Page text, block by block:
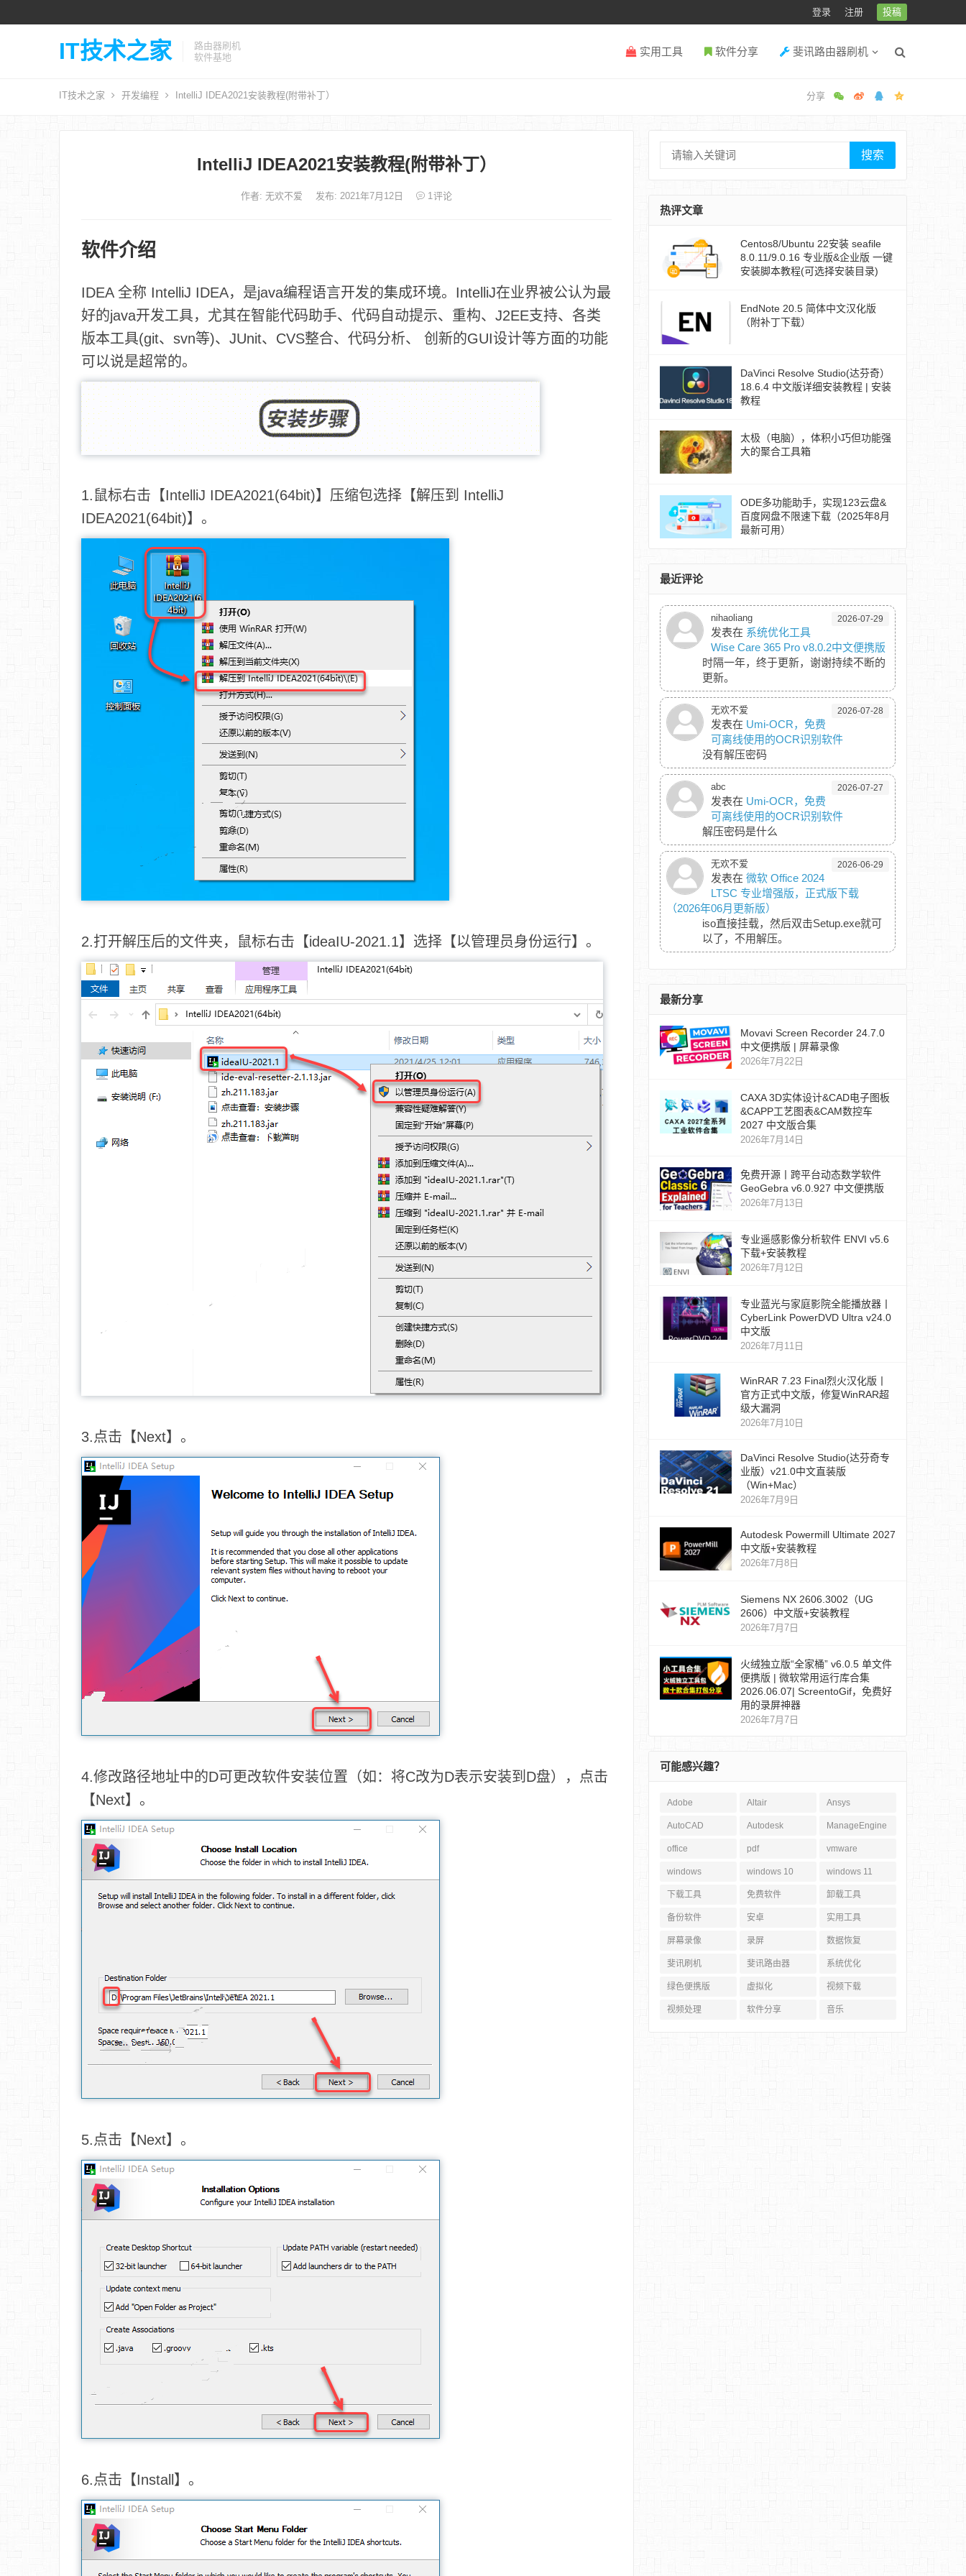
登录 注册 投稿
IT技术之家
路由器刷机
软件基地
实用工具 软件分享 斐讯路由器刷机
IT技术之家 开发编程 IntelliJ IDEA2021安装教程(附带补丁）
IntelliJ IDEA2021安装教程(附带补丁）
作者: 无欢不爱 发布: 2021年7月12日 1评论
软件介绍
IDEA 全称 IntelliJ IDEA，是java编程语言开发的集成环境。IntelliJ在业界被公认为最
好的java开发工具，尤其在智能代码助手、代码自动提示、重构、J2EE支持、各类
版本工具(git、svn等)、JUnit、CVS整合、代码分析、 创新的GUI设计等方面的功能
可以说是超常的。
1.鼠标右击【IntelliJ IDEA2021(64bit)】压缩包选择【解压到 IntelliJ
IDEA2021(64bit)】。
2.打开解压后的文件夹，鼠标右击【ideaIU-2021.1】选择【以管理员身份运行】。
3.点击【Next】。
4.修改路径地址中的D可更改软件安装位置（如：将C改为D表示安装到D盘），点击
【Next】。
5.点击【Next】。
6.点击【Install】。
搜索
热评文章
Centos8/Ubuntu 22安装 seafile
8.0.11/9.0.16 专业版&企业版 一键
安装脚本教程(可选择安装目录)
EndNote 20.5 简体中文汉化版
（附补丁下载）
DaVinci Resolve Studio(达芬奇）
18.6.4 中文版详细安装教程 | 安装
教程
太极（电脑），体积小巧但功能强
大的聚合工具箱
ODE多功能助手，实现123云盘&
百度网盘不限速下载（2025年8月
最新可用）
最近评论
nihaoliang 2026-07-29
发表在 系统优化工具
Wise Care 365 Pro v8.0.2中文便携版
时隔一年，终于更新，谢谢持续不断的
更新。
无欢不爱 2026-07-28
发表在 Umi-OCR，免费
可离线使用的OCR识别软件
没有解压密码
abc 2026-07-27
发表在 Umi-OCR，免费
可离线使用的OCR识别软件
解压密码是什么
无欢不爱 2026-06-29
发表在 微软 Office 2024
LTSC 专业增强版，正式版下载
（2026年06月更新版）
iso直接挂载，然后双击Setup.exe就可
以了，不用解压。
最新分享
Movavi Screen Recorder 24.7.0
中文便携版 | 屏幕录像
2026年7月22日
CAXA 3D实体设计&CAD电子图板
&CAPP工艺图表&CAM数控车
2027 中文版合集
2026年7月14日
免费开源丨跨平台动态数学软件
GeoGebra v6.0.927 中文便携版
2026年7月13日
专业遥感影像分析软件 ENVI v5.6
下载+安装教程
2026年7月12日
专业蓝光与家庭影院全能播放器丨
CyberLink PowerDVD Ultra v24.0
中文版
2026年7月11日
WinRAR 7.23 Final烈火汉化版丨
官方正式中文版，修复WinRAR超
级大漏洞
2026年7月10日
DaVinci Resolve Studio(达芬奇专
业版）v21.0中文直装版
（Win+Mac）
2026年7月9日
Autodesk Powermill Ultimate 2027
中文版+安装教程
2026年7月8日
Siemens NX 2606.3002（UG
2606）中文版+安装教程
2026年7月7日
火绒独立版“全家桶” v6.0.5 单文件
便携版 | 微软常用运行库合集
2026.06.07| ScreentoGif，免费好
用的录屏神器
2026年7月7日
可能感兴趣？
Adobe Altair Ansys
AutoCAD Autodesk ManageEngine
office pdf vmware
windows windows 10 windows 11
下载工具 免费软件 卸载工具
备份软件 安卓 实用工具
屏幕录像 录屏 数据恢复
斐讯刷机 斐讯路由器 系统优化
绿色便携版 虚拟化 视频下载
视频处理 软件分享 音乐